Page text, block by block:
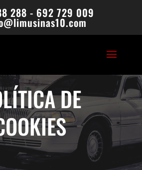
288 - 692 729 009
DE